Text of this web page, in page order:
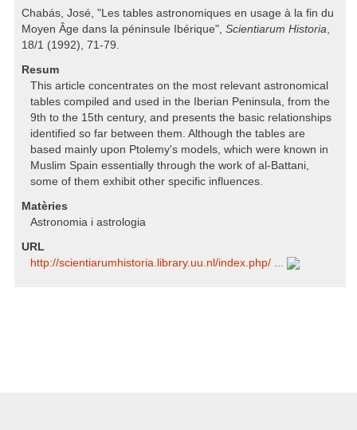
Chabás, José, "Les tables astronomiques en usage à la fin du
Moyen Âge dans la péninsule Ibérique", Scientiarum Historia,
18/1 (1992), 71-79.
Resum
This article concentrates on the most relevant astronomical
tables compiled and used in the Iberian Peninsula, from the
9th to the 15th century, and presents the basic relationships
identified so far between them. Although the tables are
based mainly upon Ptolemy's models, which were known in
Muslim Spain essentially through the work of al-Battani,
some of them exhibit other specific influences.
Matèries
Astronomia i astrologia
URL
http:/​/​scientiarumhistoria.library.uu.nl/​index.php/​ ...